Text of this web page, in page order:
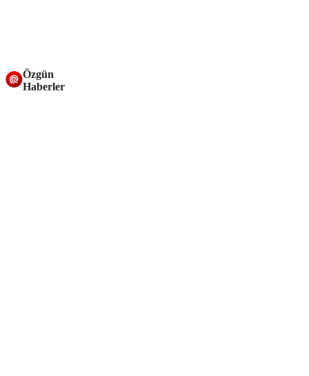
Özgün
Haberler